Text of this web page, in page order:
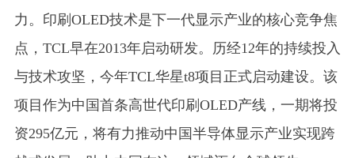
力。印刷OLED技术是下一代显示产业的核心竞争焦
点，TCL早在2013年启动研发。历经12年的持续投入
与技术攻坚，今年TCL华星t8项目正式启动建设。该
项目作为中国首条高世代印刷OLED产线，一期将投
资295亿元，将有力推动中国半导体显示产业实现跨